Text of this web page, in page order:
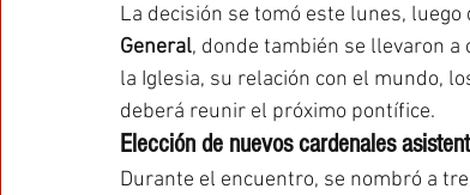
La decisión se tomó este lunes,
General, donde también se llevaron a
la Iglesia, su relación con el mundo,
deberá reunir el próximo pontífice.
Elección de nuevos cardenales
Durante el encuentro, se nombró a